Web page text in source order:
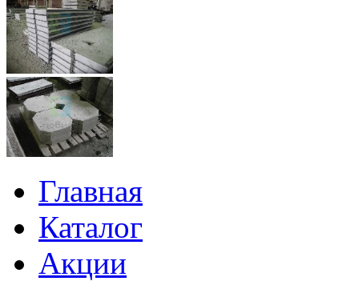
Главная
Каталог
Акции